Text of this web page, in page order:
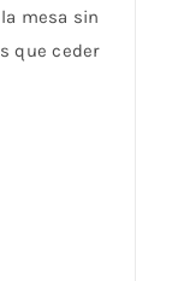
mesa sin
que ceder